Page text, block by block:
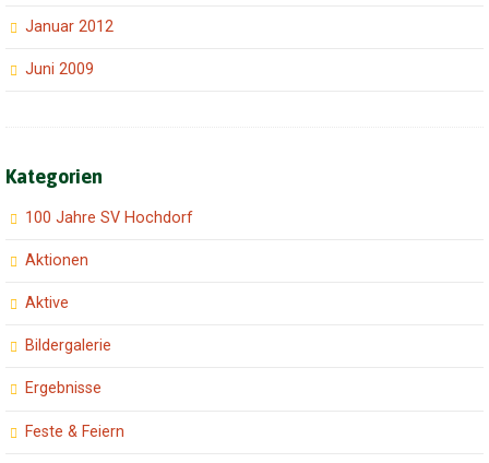
Januar 2012
Juni 2009
Kategorien
100 Jahre SV Hochdorf
Aktionen
Aktive
Bildergalerie
Ergebnisse
Feste & Feiern